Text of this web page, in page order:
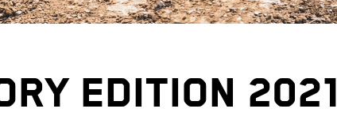
EDITION 2021